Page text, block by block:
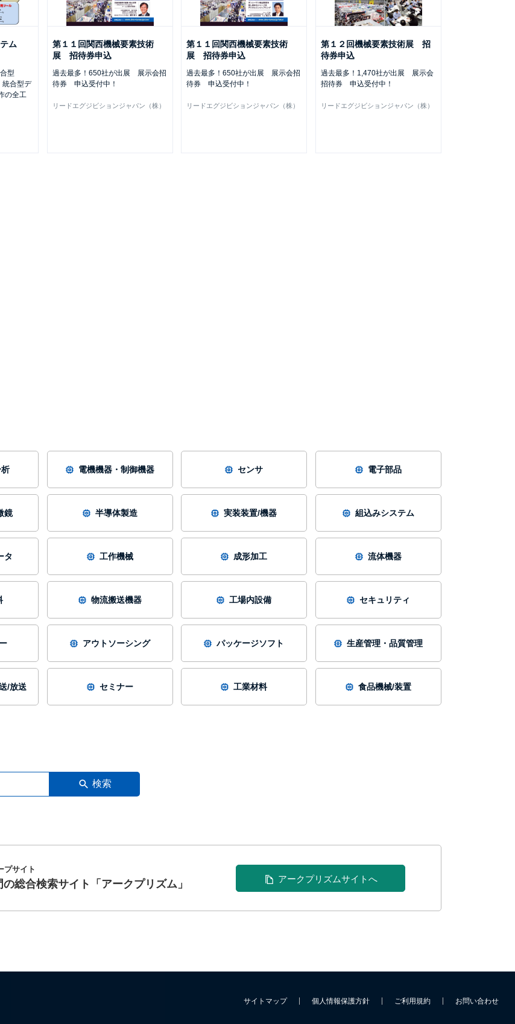
ム
型
統合型デ
の全工
第１１回関西機械要素技術
展 招待券申込
過去最多！650社が出展 展示会招
待券 申込受付中！
リードエグジビションジャパン（株）
第１１回関西機械要素技術
展 招待券申込
過去最多！650社が出展 展示会招
待券 申込受付中！
リードエグジビションジャパン（株）
第１２回機械要素技術展 招
待券申込
過去最多！1,470社が出展 展示会
招待券 申込受付中！
リードエグジビションジャパン（株）
電機機器・制御機器 センサ 電子部品
鏡 半導体製造 実装装置/機器 組込みシステム
タ 工作機械 成形加工 流体機器
物流搬送機器 工場内設備 セキュリティ
アウトソーシング パッケージソフト 生産管理・品質管理
/放送 セミナー 工業材料 食品機械/装置
検索
プサイト
総合検索サイト 「アークプリズム」 アークプリズムサイトへ
サイトマップ 個人情報保護方針 ご利用規約 お問い合わせ